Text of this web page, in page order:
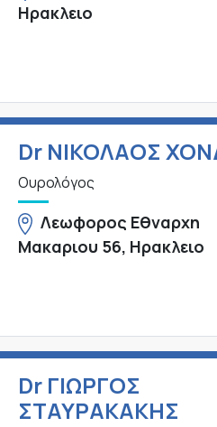
Ηρακλειο
Dr ΝΙΚΟΛΑΟΣ
Ουρολόγος
Λεωφορος Εθναρχη
Μακαριου 56, Ηρακλειο
Dr ΓΙΩΡΓΟΣ
ΣΤΑΥΡΑΚΑΚΗΣ